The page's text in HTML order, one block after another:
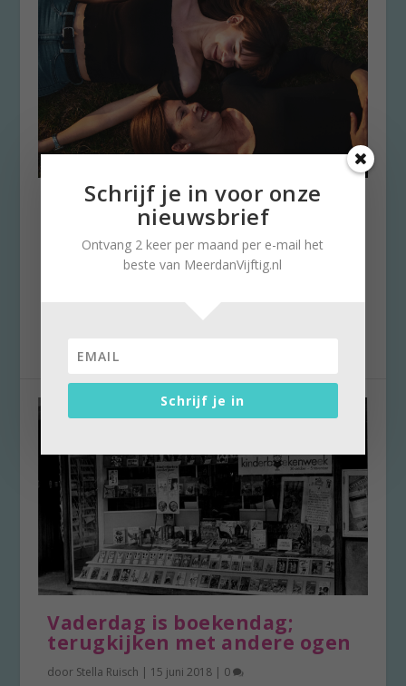
In godsnaam niet als mijn
Stella Ruisch|9 mei 2021 |0
Vaderdag is boekendag;
terugkijken met andere ogen
door Stella Ruisch | 15 juni 2018 | 0
Schrijf je in voor onze
nieuwsbrief
Ontvang 2 keer per maand per e-mail het
beste van MeerdanVijftig.nl
Schrijf je in